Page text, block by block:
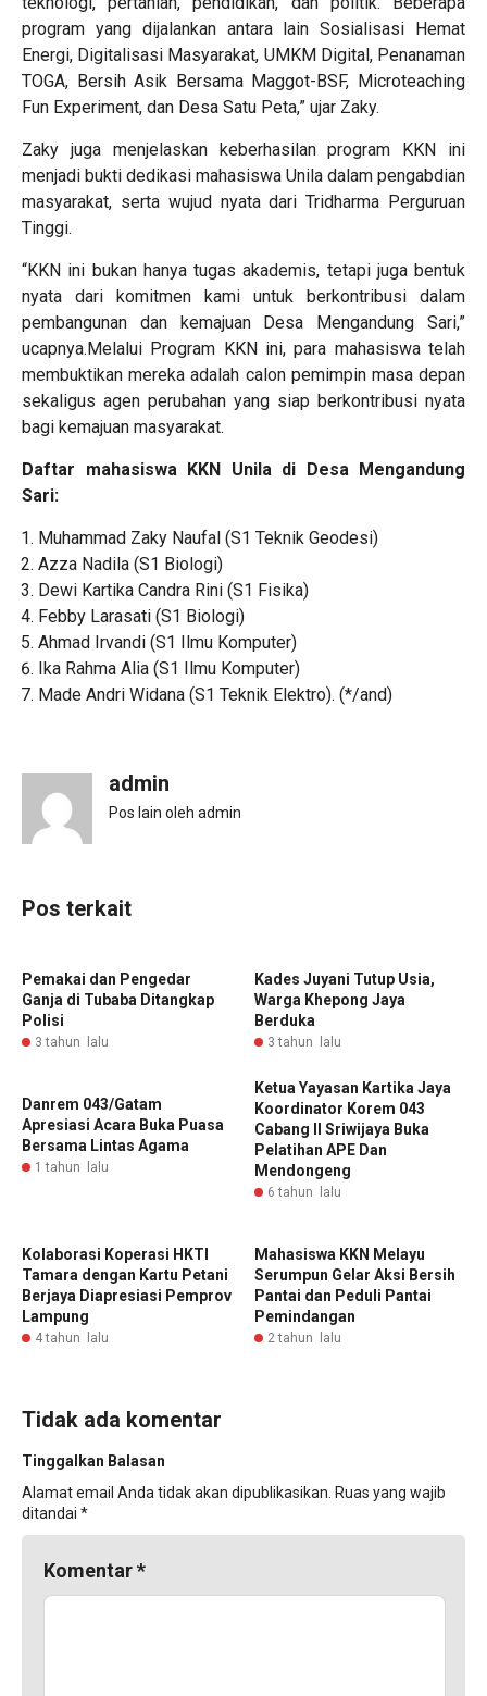
program yang dijalankan antara lain Sosialisasi Hemat
Energi, Digitalisasi Masyarakat, UMKM Digital, Penanaman
TOGA, Bersih Asik Bersama Maggot-BSF, Microteaching
Fun Experiment, dan Desa Satu Peta,” ujar Zaky.
Zaky juga menjelaskan keberhasilan program KKN ini
menjadi bukti dedikasi mahasiswa Unila dalam pengabdian
masyarakat, serta wujud nyata dari Tridharma Perguruan
Tinggi.
“KKN ini bukan hanya tugas akademis, tetapi juga bentuk
nyata dari komitmen kami untuk berkontribusi dalam
pembangunan dan kemajuan Desa Mengandung Sari,”
ucapnya.Melalui Program KKN ini, para mahasiswa telah
membuktikan mereka adalah calon pemimpin masa depan
sekaligus agen perubahan yang siap berkontribusi nyata
bagi kemajuan masyarakat.
Daftar mahasiswa KKN Uniladi Desa Mengandung
Sari:
Muhammad Zaky Naufal (S1 Teknik Geodesi)
Azza Nadila (S1 Biologi)
Dewi Kartika Candra Rini (S1 Fisika)
Febby Larasati (S1 Biologi)
Ahmad Irvandi (S1 Ilmu Komputer)
Ika Rahma Alia (S1 Ilmu Komputer)
Made Andri Widana (S1 Teknik Elektro). (*/and)
admin
Pos lain oleh admin
Pos terkait
Pemakai dan Pengedar
Ganja di Tubaba Ditangkap
Polisi
3 tahun lalu
Kades Juyani Tutup Usia,
Warga Khepong Jaya
Berduka
3 tahun lalu
‎Danrem 043/Gatam
Apresiasi Acara Buka Puasa
Bersama Lintas Agama ‎ ‎
1 tahun lalu
Ketua Yayasan Kartika Jaya
Koordinator Korem 043
Cabang II Sriwijaya Buka
Pelatihan APE Dan
Mendongeng
6 tahun lalu
Kolaborasi Koperasi HKTI
Tamara dengan Kartu Petani
Berjaya Diapresiasi Pemprov
Lampung
4 tahun lalu
Mahasiswa KKN Melayu
Serumpun Gelar Aksi Bersih
Pantai dan Peduli Pantai
Pemindangan
2 tahun lalu
Tidak ada komentar
Tinggalkan Balasan
Alamat email Anda tidak akan dipublikasikan. Ruas yang wajib
ditandai *
Komentar*